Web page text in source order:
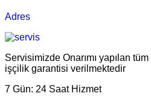
Adres
Servisimizde Onarımı yapılan
işçilik garantisi verilmektedir
7 Gün: 24 Saat Hizmet